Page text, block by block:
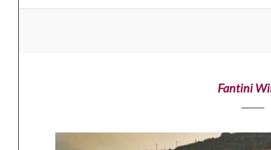
Fantini